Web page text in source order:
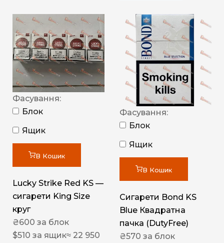
Фасування:
Блок
Ящик
В Кошик
Lucky Strike Red KS —
сигарети King Size
круг
₴600 за блок
$510 за ящик≈ 22 950
Фасування:
Блок
Ящик
В Кошик
Сигарети Bond KS
Blue Квадратна
пачка (DutyFree)
₴570 за блок